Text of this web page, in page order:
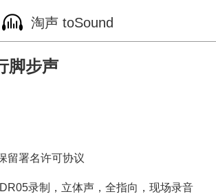
淘声 toSound
脚步声
留署名许可协议
录制，立体声，全指向，现场录音